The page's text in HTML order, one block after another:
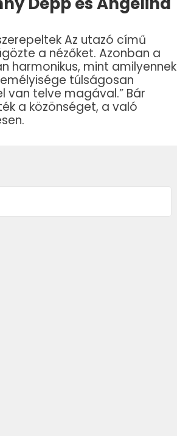
Az utazó című
a nézőket. Azonban a
harmonikus, mint amilyennek
túlságosan
van telve magával.” Bár
a közönséget, a való